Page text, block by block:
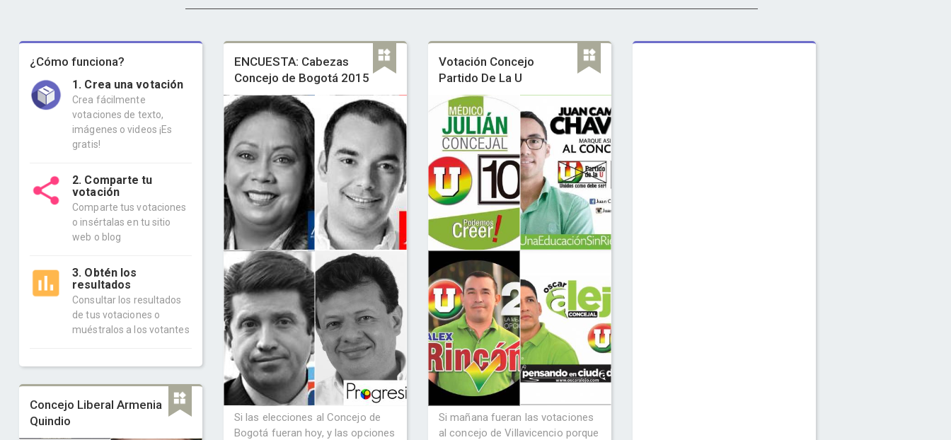
¿Cómo funciona?
1. Crea una votación
Crea fácilmente
votaciones de texto,
imágenes o videos ¡Es
gratis!
2. Comparte tu
votación
Comparte tus votaciones
o insértalas en tu sitio
web o blog
3. Obtén los
resultados
Consultar los resultados
de tus votaciones o
muéstralos a los votantes
Concejo Liberal Armenia
Quindio
ENCUESTA: Cabezas
Concejo de Bogotá 2015
Si las elecciones al Concejo de
Bogotá fueran hoy, y las opciones
Votación Concejo
Partido De La U
Si mañana fueran las votaciones
al concejo de Villavicencio porque